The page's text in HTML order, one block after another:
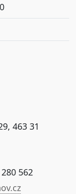
463 31
562